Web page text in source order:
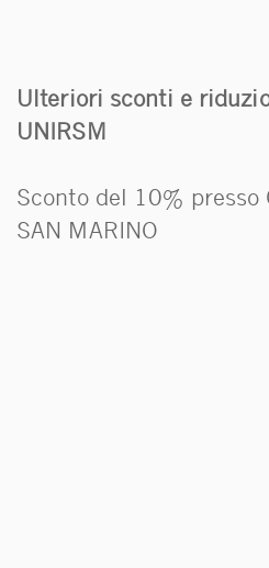
Ulteriori sconti e
UNIRSM
Sconto del 10% presso
SAN MARINO